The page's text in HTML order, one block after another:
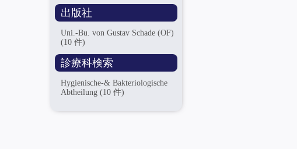
出版社
Uni.-Bu. von Gustav Schade (OF)
(10 件)
診療科検索
Hygienische-& Bakteriologische
Abtheilung(10 件)